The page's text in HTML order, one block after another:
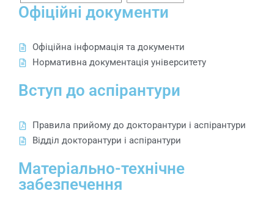
Офіційні документи
Офіційна інформація та документи
Нормативна документація університету
Вступ до аспірантури
Правила прийому до докторантури і аспірантури
Відділ докторантури і аспірантури
Матеріально-технічне
забезпечення